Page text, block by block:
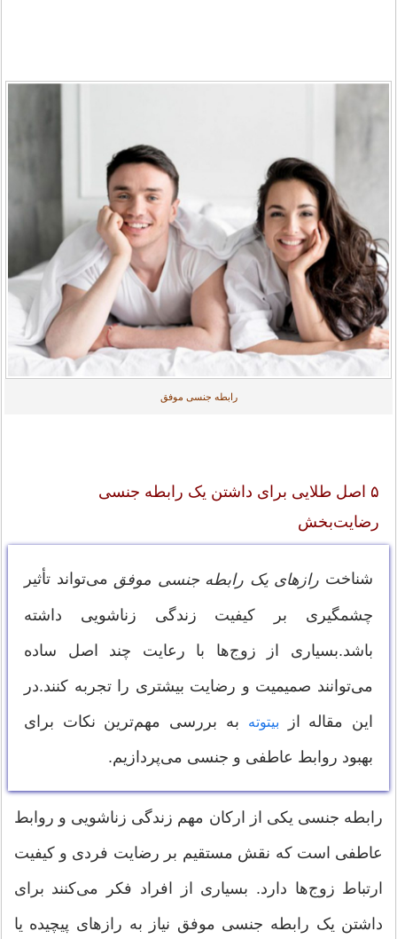
رابطه جنسی موفق
۵ اصل طلایی برای داشتن یک رابطه جنسی
رضایت‌بخش
شناخت رازهای یک رابطه جنسی موفق می‌تواند تأثیر
چشمگیری بر کیفیت زندگی زناشویی داشته
باشد.بسیاری از زوج‌ها با رعایت چند اصل ساده
می‌توانند صمیمیت و رضایت بیشتری را تجربه کنند.در
این مقاله از
بیتوته
به بررسی مهم‌ترین نکات برای
بهبود روابط عاطفی و جنسی می‌پردازیم.
رابطه جنسی یکی از ارکان مهم زندگی زناشویی و روابط
عاطفی است که نقش مستقیم بر رضایت فردی و کیفیت
ارتباط زوج‌ها دارد. بسیاری از افراد فکر می‌کنند برای
داشتن یک رابطه جنسی موفق نیاز به رازهای پیچیده یا